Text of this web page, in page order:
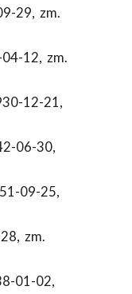
29, zm.
04-12, zm.
12-21,
06-30,
09-25,
, zm.
01-02,